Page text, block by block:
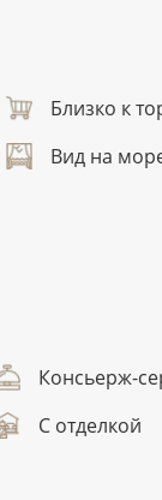
Близко к
Вид на
Консьерж-
С отделкой